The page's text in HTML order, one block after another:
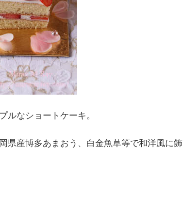
なショートケーキ。
県産博多あまおう、白金魚草等で和洋風に飾